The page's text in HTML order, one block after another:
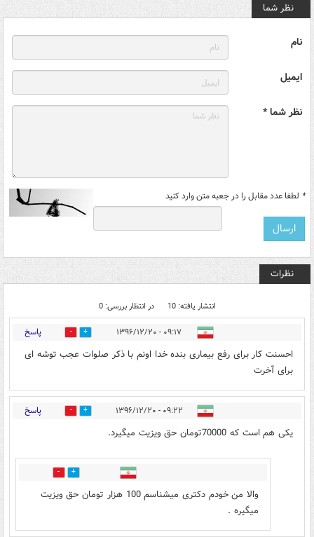
نظر شما
نام
ایمیل
نظر شما *
* لطفا عدد مقابل را در جعبه متن وارد کنید
نظرات
انتشار یافته: 10 در انتظار بررسی: 0
۰۹:۱۷ - ۱۳۹۶/۱۲/۲۰ 85 پاسخ
احسنت کار برای رفع بیماری بنده خدا اونم با ذکر صلوات عجب توشه ای
برای آخرت
۰۹:۲۲ - ۱۳۹۶/۱۲/۲۰ 44 پاسخ
یکی هم است که 70000تومان حق ویزیت میگیرد.
17
والا من خودم دکتری میشناسم 100 هزار تومان حق ویزیت
میگیره .